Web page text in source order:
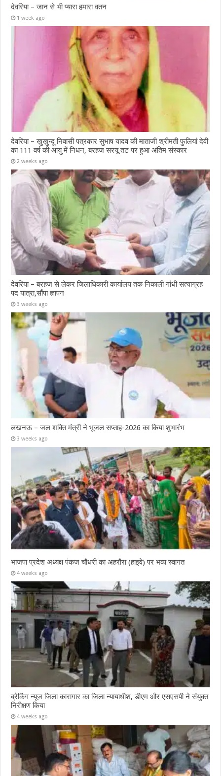
देवरिया – जान से भी प्यारा हमारा वतन
1 week ago
देवरिया – खुखुन्दू निवासी पत्रकार सुभाष यादव की माताजी श्रीमती फुलियां देवी
का 111 वर्ष की आयु में निधन, बरहज सरयू तट पर हुआ अंतिम संस्कार
2 weeks ago
देवरिया – बरहज से लेकर जिलाधिकारी कार्यालय तक निकाली गांधी सत्याग्रह
पद यात्रा,सौंपा ज्ञापन
3 weeks ago
लखनऊ – जल शक्ति मंत्री ने भूजल सप्ताह-2026 का किया शुभारंभ
3 weeks ago
भाजपा प्रदेश अध्यक्ष पंकज चौधरी का अहरौरा (हाइवे) पर भव्य स्वागत
4 weeks ago
ब्रेकिंग न्यूज जिला कारागार का जिला न्यायाधीश, डीएम और एसएसपी ने संयुक्त
निरीक्षण किया
4 weeks ago